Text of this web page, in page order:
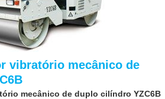
vibratório mecânico de
mecânico de duplo cilíndro YZC6B